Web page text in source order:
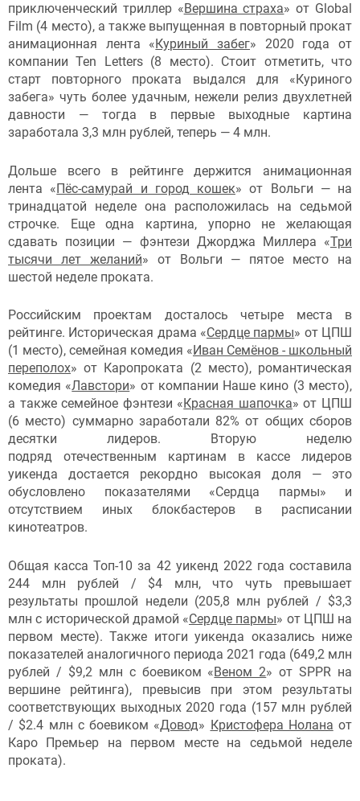
приключенческий триллер «Вершина страха» от Global
Film (4 место), а также выпущенная в повторный прокат
анимационная лента «Куриный забег» 2020 года от
компании Ten Letters (8 место). Стоит отметить, что
старт повторного проката выдался для «Куриного
забега» чуть более удачным, нежели релиз двухлетней
давности — тогда в первые выходные картина
заработала 3,3 млн рублей, теперь — 4 млн.
Дольше всего в рейтинге держится анимационная
лента «Пёс-самурай и город кошек» от Вольги — на
тринадцатой неделе она расположилась на седьмой
строчке. Еще одна картина, упорно не желающая
сдавать позиции — фэнтези Джорджа Миллера «Три
тысячи лет желаний» от Вольги — пятое место на
шестой неделе проката.
Российским проектам досталось четыре места в
рейтинге. Историческая драма «Сердце пармы» от ЦПШ
(1 место), семейная комедия « Иван Семёнов - школьный
переполох» от Каропроката (2 место), романтическая
комедия «Лавстори» от компании Наше кино (3 место),
а также семейное фэнтези « Красная шапочка» от ЦПШ
(6 место) суммарно заработали 82% от общих сборов
десятки лидеров. Вторую неделю
подряд отечественным картинам в кассе лидеров
уикенда достается рекордно высокая доля — это
обусловлено показателями «Сердца пармы» и
отсутствием иных блокбастеров в расписании
кинотеатров.
Общая касса Топ-10 за 42 уикенд 2022 года составила
244 млн рублей / $4 млн, что чуть превышает
результаты прошлой недели (205,8 млн рублей / $3,3
млн с исторической драмой «Сердце пармы» от ЦПШ на
первом месте). Также итоги уикенда оказались ниже
показателей аналогичного периода 2021 года (649,2 млн
рублей / $9,2 млн с боевиком «Веном 2» от SPPR на
вершине рейтинга), превысив при этом результаты
соответствующих выходных 2020 года (157 млн рублей
/ $2.4 млн с боевиком «Довод» Кристофера Нолана от
Каро Премьер на первом месте на седьмой неделе
проката).